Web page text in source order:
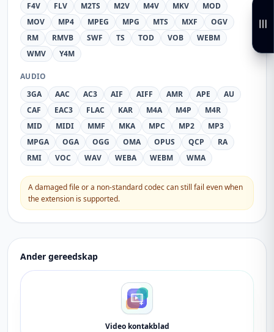
F4V
FLV M2TS M2V M4V MKV
MOD
MOV
MP4 MPEG MPG MTS MXF
OGV
RM
RMVB SWF TS TOD VOB
WEBM
WMV
Y4M
AUDIO
3GA
AAC AC3 AIF AIFF AMR APE
AU
CAF
EAC3 FLAC KAR M4A M4P
M4R
MID
MIDI MMF MKA MPC MP2
MP3
MPGA
OGA OGG OMA OPUS QCP
RA
RMI
VOC WAV WEBA WEBM WMA
A damaged file or a non-standard codec can still fail even when
the extension is supported.
Ander gereedskap
Video kontakblad